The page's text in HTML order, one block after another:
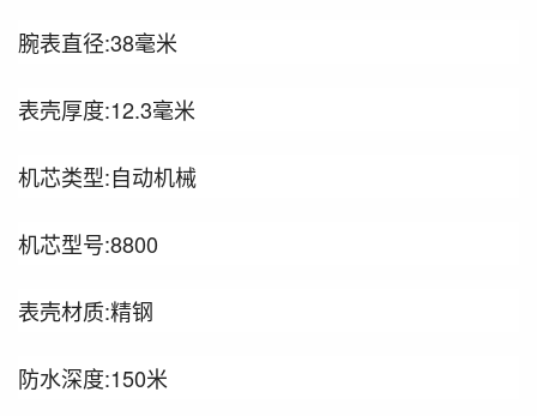
腕表直径:38毫米
表壳厚度:12.3毫米
机芯类型:自动机械
机芯型号:8800
表壳材质:精钢
防水深度:150米